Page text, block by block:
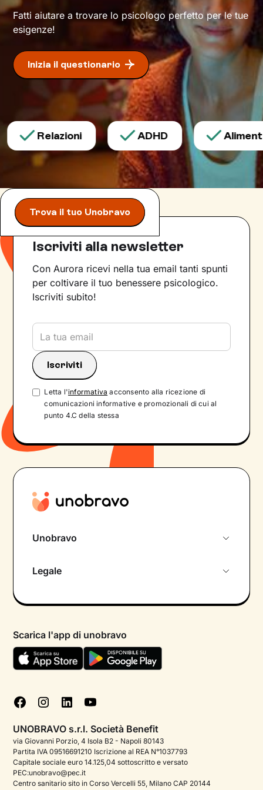
Fatti aiutare a trovare lo psicologo perfetto per le tue
esigenze!
Inizia il questionario
Relazioni ADHD
Trova il tuo Unobravo
Iscriviti alla newsletter
Con Aurora ricevi nella tua email tanti spunti
per coltivare il tuo benessere psicologico.
Iscriviti subito!
Letta l'informativa acconsento alla ricezione di
comunicazioni informative e promozionali di cui al
punto 4.C della stessa
Unobravo
Psicologo in chat
Aiuto urgente
FAQ
Podcast di psicologia
Corporate
Psicologo italiano all'estero
Legale
Termini e condizioni
Informativa Privacy
Cookie policy
Gestisci cookie
Scarica l'app di unobravo
UNOBRAVO s.r.l. Società Benefit
via Giovanni Porzio, 4 Isola B2 - Napoli 80143
Partita IVA 09516691210 Iscrizione al REA N°1037793
Capitale sociale euro 14.125,04 sottoscritto e versato
PEC:unobravo@pec.it
Centro sanitario sito in Corso Vercelli 55, Milano CAP 20144